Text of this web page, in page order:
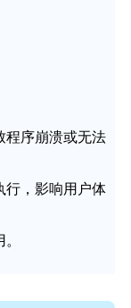
程序崩溃或无法
行，影响用户体